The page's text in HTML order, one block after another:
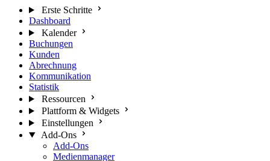
Erste Schritte
Dashboard
Kalender
Buchungen
Kunden
Abrechnung
Kommunikation
Statistik
Ressourcen
Plattform & Widgets
Einstellungen
Add-Ons
Add-Ons
Medienmanager